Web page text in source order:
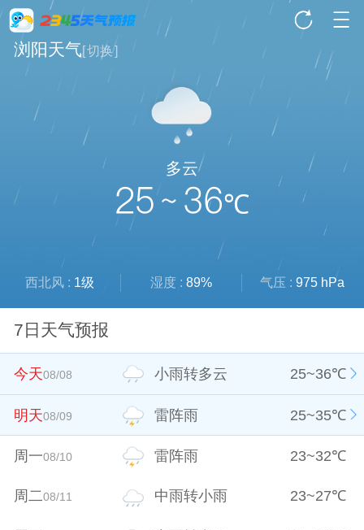
浏阳天气[切换]
多云
25 ~ 36℃
西北风 : 1级 湿度 : 89% 气压 : 975 hPa
7日天气预报
今天08/08 小雨转多云 25~36℃
明天08/09 雷阵雨 25~35℃
周一08/10 雷阵雨 23~32℃
周二08/11 中雨转小雨 23~27℃